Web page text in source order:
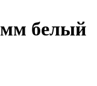
белый